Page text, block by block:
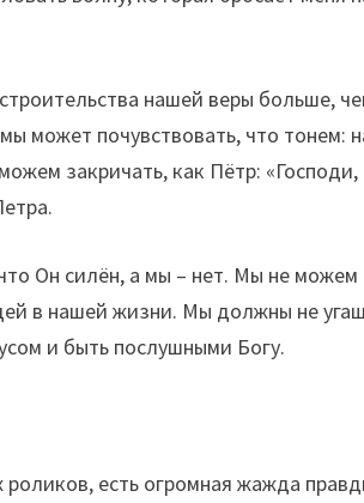
нашей веры больше,
может почувствовать, что тонем:
закричать, как Пётр: «Господи,
Он силён, а мы – нет. Мы не можем
в нашей жизни. Мы должны не
и быть послушными Богу.
есть огромная жажда